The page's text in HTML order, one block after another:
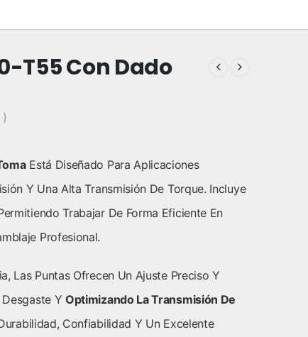
T55 Con Dado
Está Diseñado Para Aplicaciones
Y Una Alta Transmisión De Torque. Incluye
Trabajar De Forma Eficiente En
Profesional.
Las Puntas Ofrecen Un Ajuste Preciso Y
Desgaste YOptimizando La Transmisión De
Confiabilidad Y Un Excelente